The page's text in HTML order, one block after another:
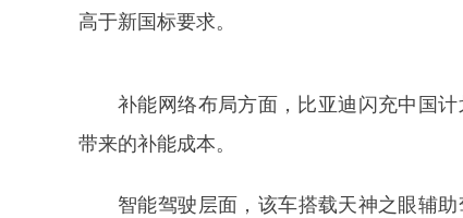
高于新国标要求。
补能网络布局方面，比亚迪闪充中国
带来的补能成本。
智能驾驶层面，该车搭载天神之眼辅